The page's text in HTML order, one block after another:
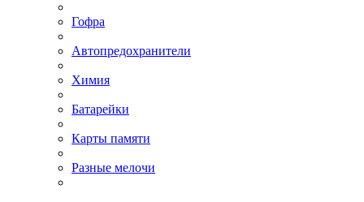
Гофра
Автопредохранители
Химия
Батарейки
Карты памяти
Разные мелочи